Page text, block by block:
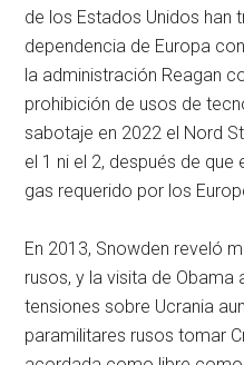
de los Estados Unidos han
dependencia de Europa
la administración Reagan
prohibición de usos de
sabotaje en 2022 el Nord
el 1 ni el 2, después de
gas requerido por los
En 2013, Snowden reveló
rusos, y la visita de Obama
tensiones sobre Ucrania
paramilitares rusos tomar